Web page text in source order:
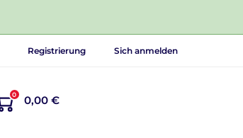
Registrierung Sich anmelden
0 0,00 €